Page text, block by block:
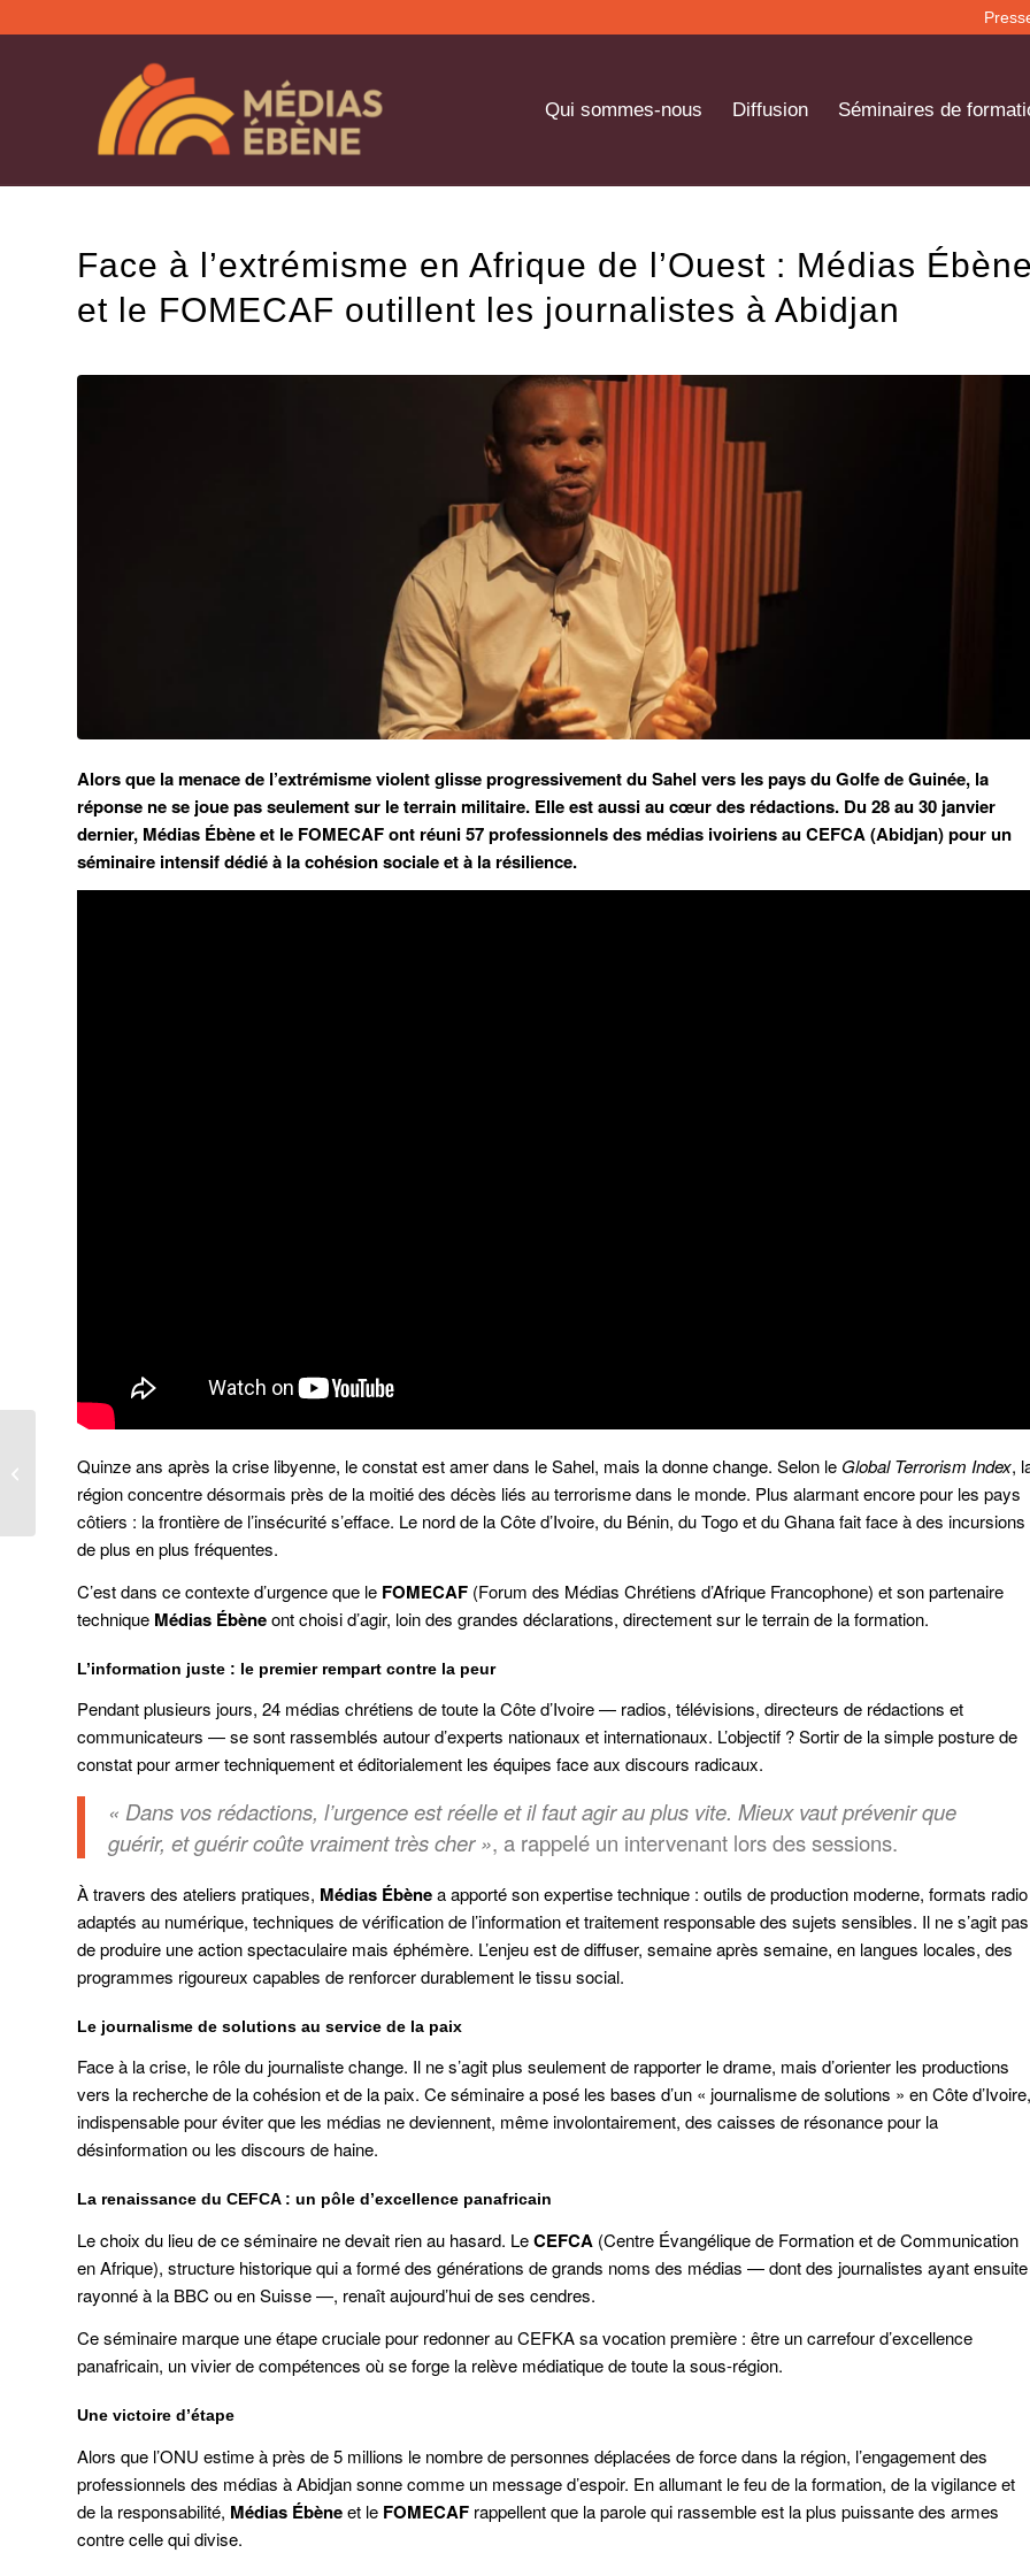
Qui sommes-nous Diffusion Séminaires de
Face à l’extrémisme en Afrique de l’Ouest : Médias
et le FOMECAF outillent les journalistes à Abidjan
Alors que la menace de l’extrémisme violent glisse progressivement du Sahel vers les pays du Golfe de Guinée, la
réponse ne se joue pas seulement sur le terrain militaire. Elle est aussi au cœur des rédactions. Du 28 au 30 janvier
dernier, Médias Ébène et le FOMECAF ont réuni 57 professionnels des médias ivoiriens au CEFCA (Abidjan) pour un
séminaire intensif dédié à la cohésion sociale et à la résilience.
Quinze ans après la crise libyenne, le constat est amer dans le Sahel, mais la donne change. Selon le Global Terrorism Index,
région concentre désormais près de la moitié des décès liés au terrorisme dans le monde. Plus alarmant encore pour les pays
côtiers : la frontière de l’insécurité s’efface. Le nord de la Côte d’Ivoire, du Bénin, du Togo et du Ghana fait face à des incursions
de plus en plus fréquentes.
C’est dans ce contexte d’urgence que le FOMECAF (Forum des Médias Chrétiens d’Afrique Francophone) et son partenaire
technique Médias Ébèneont choisi d’agir, loin des grandes déclarations, directement sur le terrain de la formation.
L’information juste : le premier rempart contre la peur
Pendant plusieurs jours, 24 médias chrétiens de toute la Côte d’Ivoire — radios, télévisions, directeurs de rédactions et
communicateurs — se sont rassemblés autour d’experts nationaux et internationaux. L’objectif ? Sortir de la simple posture de
constat pour armer techniquement et éditorialement les équipes face aux discours radicaux.
« Dans vos rédactions, l’urgence est réelle et il faut agir au plus vite. Mieux vaut prévenir que
guérir, et guérir coûte vraiment très cher », a rappelé un intervenant lors des sessions.
À travers des ateliers pratiques, Médias Ébènea apporté son expertise technique : outils de production moderne, formats radio
adaptés au numérique, techniques de vérification de l’information et traitement responsable des sujets sensibles. Il ne s’agit pas
de produire une action spectaculaire mais éphémère. L’enjeu est de diffuser, semaine après semaine, en langues locales, des
programmes rigoureux capables de renforcer durablement le tissu social.
Le journalisme de solutions au service de la paix
Face à la crise, le rôle du journaliste change. Il ne s’agit plus seulement de rapporter le drame, mais d’orienter les productions
vers la recherche de la cohésion et de la paix. Ce séminaire a posé les bases d’un « journalisme de solutions » en Côte d’Ivoire,
indispensable pour éviter que les médias ne deviennent, même involontairement, des caisses de résonance pour la
désinformation ou les discours de haine.
La renaissance du CEFCA : un pôle d’excellence panafricain
Le choix du lieu de ce séminaire ne devait rien au hasard. LeCEFCA (Centre Évangélique de Formation et de Communication
en Afrique), structure historique qui a formé des générations de grands noms des médias — dont des journalistes ayant ensuite
rayonné à la BBC ou en Suisse —, renaît aujourd’hui de ses cendres.
Ce séminaire marque une étape cruciale pour redonner au CEFKA sa vocation première : être un carrefour d’excellence
panafricain, un vivier de compétences où se forge la relève médiatique de toute la sous-région.
Une victoire d’étape
Alors que l’ONU estime à près de 5 millions le nombre de personnes déplacées de force dans la région, l’engagement des
professionnels des médias à Abidjan sonne comme un message d’espoir. En allumant le feu de la formation, de la vigilance et
de la responsabilité, Médias Ébèneet le FOMECAF rappellent que la parole qui rassemble est la plus puissante des armes
contre celle qui divise.
Choc » : RED au
Burkina, le « pasteur »
des zones o...